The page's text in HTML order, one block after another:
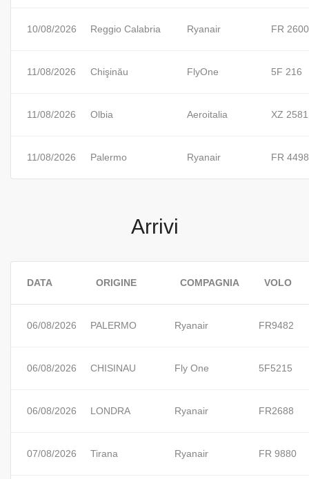
10/08/2026 Reggio Calabria Ryanair FR 2600
11/08/2026 Chişinău FlyOne 5F 216
11/08/2026 Olbia Aeroitalia XZ 2581
11/08/2026 Palermo Ryanair FR 4498
Arrivi
DATA ORIGINE COMPAGNIA VOLO
06/08/2026 PALERMO Ryanair FR9482
06/08/2026 CHISINAU Fly One 5F5215
06/08/2026 LONDRA Ryanair FR2688
07/08/2026 Tirana Ryanair FR 9880